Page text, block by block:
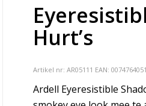
Hurt’s
Artikel nr: AR05111 EAN:
Ardell Eyeresistible